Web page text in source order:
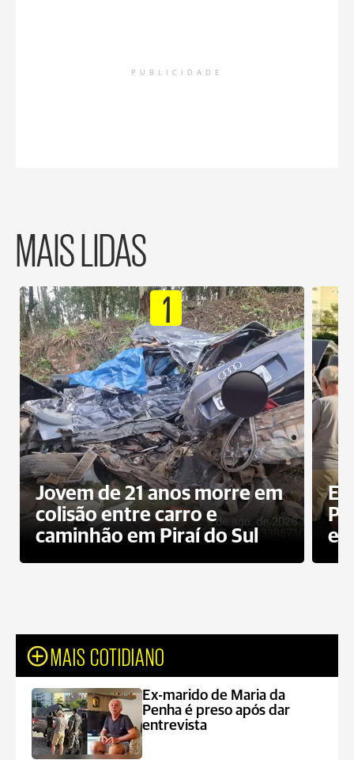
PUBLICIDADE
MAIS LIDAS
1
Jovem de 21 anos morre em
colisão entre carro e
caminhão em Piraí do Sul
MAIS COTIDIANO
Ex-marido de Maria da
Penha é preso após dar
entrevista